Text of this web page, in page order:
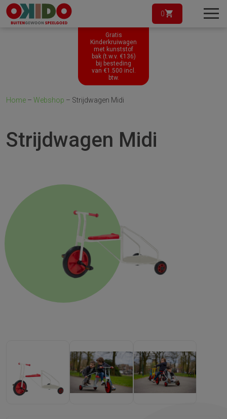
0
Gratis
Kinderkruiwagen
met kunststof
bak (t.w.v. €136)
bij besteding
van €1.500 incl.
btw.
Home – Webshop – Strijdwagen Midi
Strijdwagen Midi